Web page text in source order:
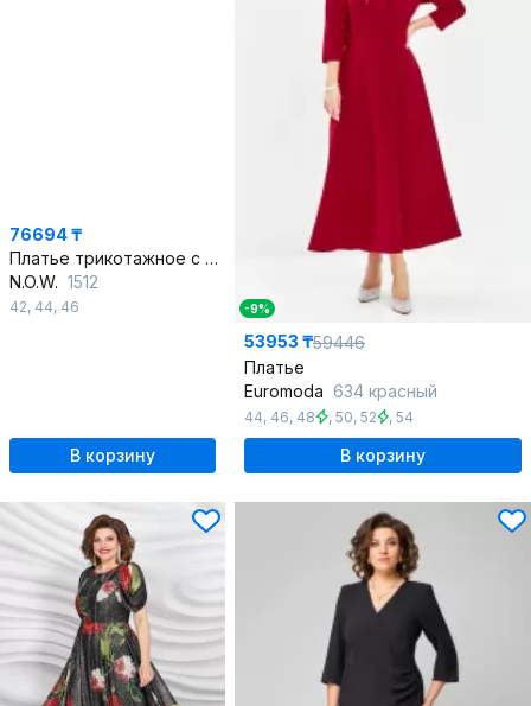
76694 ₸
Платье трикотажное с корсетом и эффектной вышивкой
N.O.W. 1512
42, 44, 46
В корзину
-9%
53953 ₸59446
Платье
Euromoda 634 красный
44, 46, 48 , 50, 52 , 54
В корзину